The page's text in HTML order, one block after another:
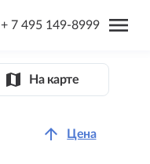
+ 7 495 149-8999 menu
map На карте
arrow_upward Цена